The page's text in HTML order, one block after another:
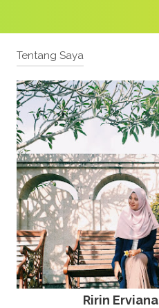
Tentang Saya
Ririn Erviana